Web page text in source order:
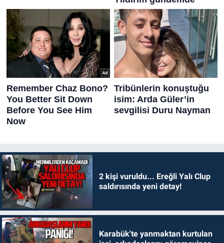
2 kişi vuruldu... Ereğli Yalı Clup
saldırısında yeni detay!
Karabük'te yanmaktan kurtulan